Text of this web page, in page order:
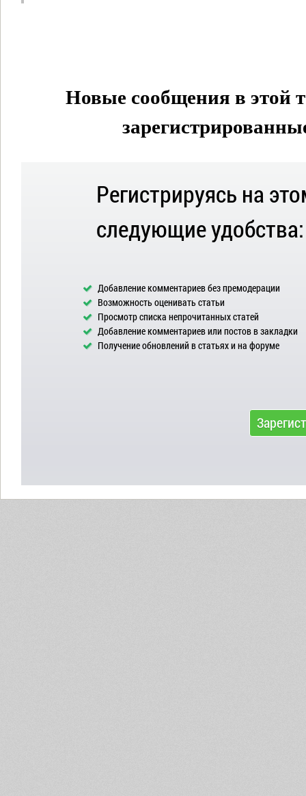
Новые сообщения в этой
Регистрируясь на
следующие удобства:
Добавление комментариев без премодерации
Возможность оценивать статьи
Просмотр списка непрочитанных статей
Добавление комментариев или постов в закладки
Получение обновлений в статьях и на форуме